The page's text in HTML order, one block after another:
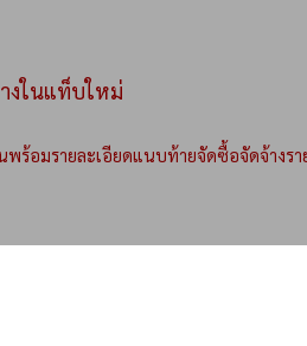
งในแท็บใหม่
ร้อมรายละเอียดแนบท้ายจัดซื้อจัดจ้างรา